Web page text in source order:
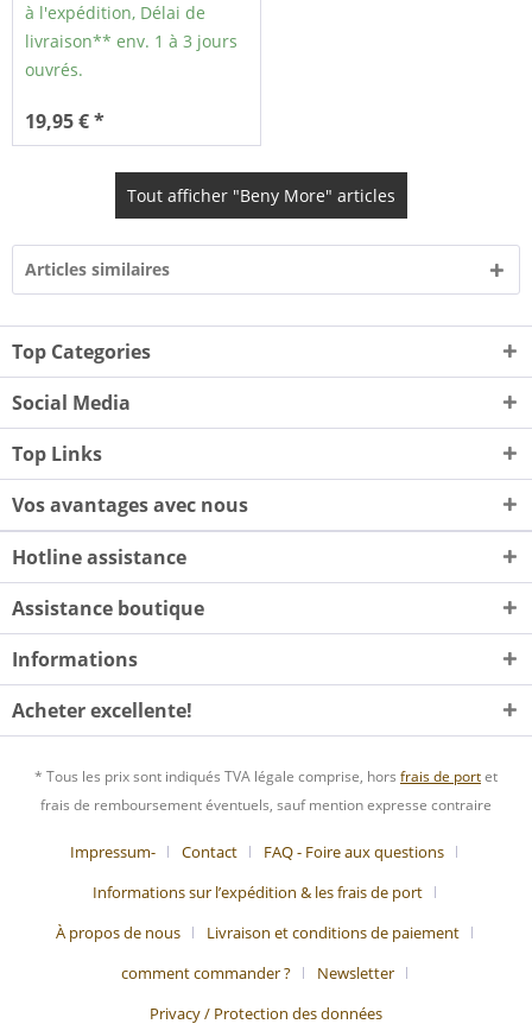
à l'expédition, Délai de
livraison** env. 1 à 3 jours
ouvrés.
19,95 € *
Tout afficher "Beny More" articles
Articles similaires
Top Categories
Social Media
Top Links
Vos avantages avec nous
Hotline assistance
Assistance boutique
Informations
Acheter excellente!
* Tous les prix sont indiqués TVA légale comprise, hors frais de portet
frais de remboursement éventuels, sauf mention expresse contraire
Impressum- Contact
FAQ - Foire aux questions
Informations sur l’expédition & les frais de port
À propos de nous
Livraison et conditions de paiement
comment commander ?
Newsletter
Privacy / Protection des données